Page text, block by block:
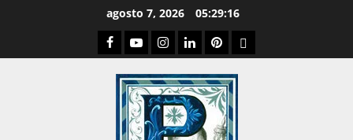
agosto 7, 2026 05:29:17
Facebook
YoutubeInstagram
LinkedPinterestDribbble